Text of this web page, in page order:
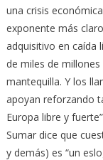
una crisis
exponente más
adquisitivo en caída
de miles de
mantequilla. Y los
apoyan reforzando
Europa libre y
Sumar dice que
y demás) es “un